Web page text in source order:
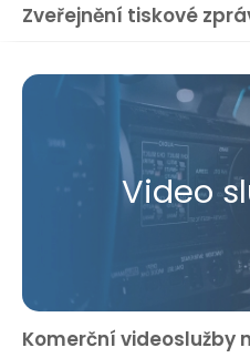
Zveřejnění tiskové
Video
Komerční videoslužby